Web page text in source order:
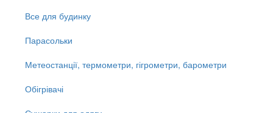
Все для будинку
Парасольки
Метеостанції, термометри, гігрометри, барометри
Обігрівачі